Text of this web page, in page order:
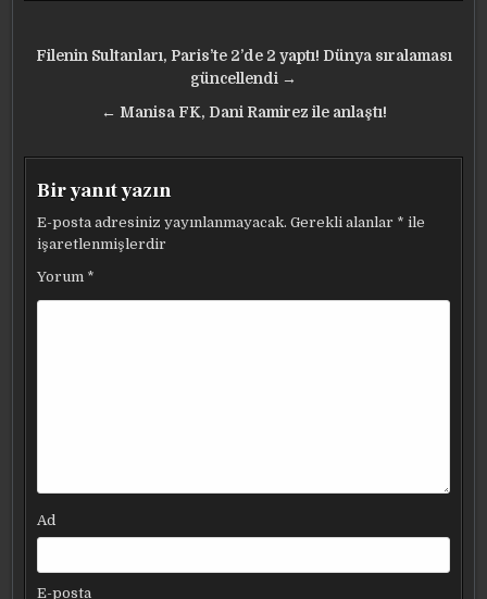
Yazı
Filenin Sultanları, Paris’te 2’de 2 yaptı! Dünya sıralaması
güncellendi →
← Manisa FK, Dani Ramirez ile anlaştı!
Bir yanıt yazın
E-posta adresiniz yayınlanmayacak. Gerekli alanlar * ile
işaretlenmişlerdir
Yorum *
Ad
E-posta